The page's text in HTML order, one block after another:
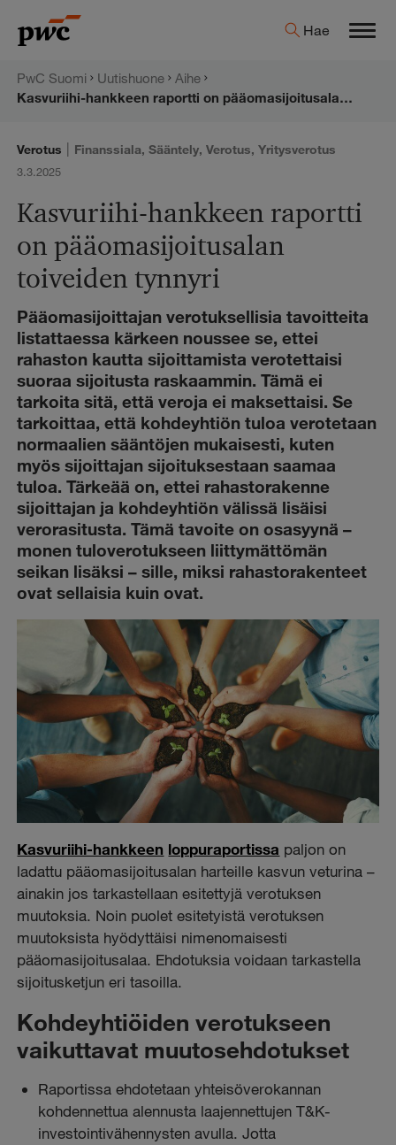
sisältöön
PwC:n
Hae
PwC Suomi Uutishuone
Aihe
Kasvuriihi-hankkeen raportti on pääomasijoitusalan toiveiden tynnyri
Verotus | Finanssiala,Sääntely,Verotus,Yritysverotus
3.3.2025
Kasvuriihi-hankkeen raportti
on pääomasijoitusalan
toiveiden tynnyri
Pääomasijoittajan verotuksellisia tavoitteita
listattaessa kärkeen noussee se, ettei
rahaston kautta sijoittamista verotettaisi
suoraa sijoitusta raskaammin. Tämä ei
tarkoita sitä, että veroja ei maksettaisi. Se
tarkoittaa, että kohdeyhtiön tuloa verotetaan
normaalien sääntöjen mukaisesti, kuten
myös sijoittajan sijoituksestaan saamaa
tuloa. Tärkeää on, ettei rahastorakenne
sijoittajan ja kohdeyhtiön välissä lisäisi
verorasitusta. Tämä tavoite on osasyynä –
monen tuloverotukseen liittymättömän
seikan lisäksi – sille, miksi rahastorakenteet
ovat sellaisia kuin ovat.
Kasvuriihi-hankkeen loppuraportissa paljon on
ladattu pääomasijoitusalan harteille kasvun veturina –
ainakin jos tarkastellaan esitettyjä verotuksen
muutoksia. Noin puolet esitetyistä verotuksen
muutoksista hyödyttäisi nimenomaisesti
pääomasijoitusalaa. Ehdotuksia voidaan tarkastella
sijoitusketjun eri tasoilla.
Kohdeyhtiöiden verotukseen
vaikuttavat muutosehdotukset
Raportissa ehdotetaan yhteisöverokannan
kohdennettua alennusta laajennettujen T&K-
investointivähennysten avulla. Jotta